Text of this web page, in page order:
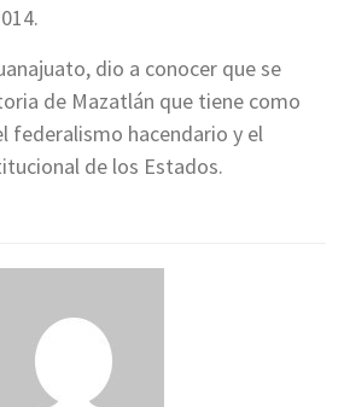
dio a conocer que se
de Mazatlán que tiene como
federalismo hacendario y el
de los Estados.